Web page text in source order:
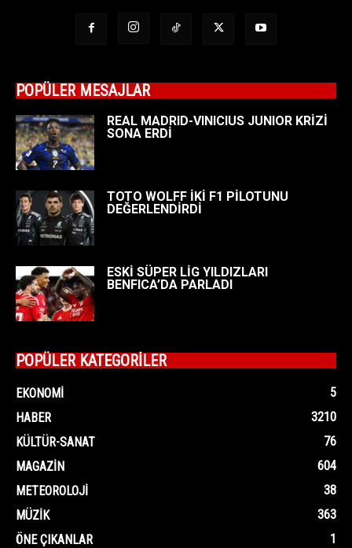
POPÜLER MESAJLAR
REAL MADRID-VINICIUS JUNIOR KRİZİ
SONA ERDİ
TOTO WOLFF İKİ F1 PİLOTUNU
DEĞERLENDİRDİ
ESKİ SÜPER LİG YILDIZLARI
BENFICA’DA PARLADI
POPÜLER KATEGORİLER
EKONOMI
5
HABER
3210
KÜLTÜR-SANAT
76
MAGAZIN
604
METEOROLOJI
38
MÜZIK
363
ÖNE ÇIKANLAR
1